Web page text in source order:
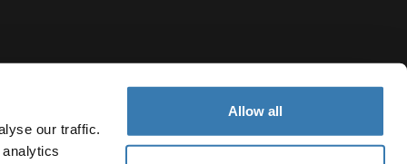
our traffic.
Allow all